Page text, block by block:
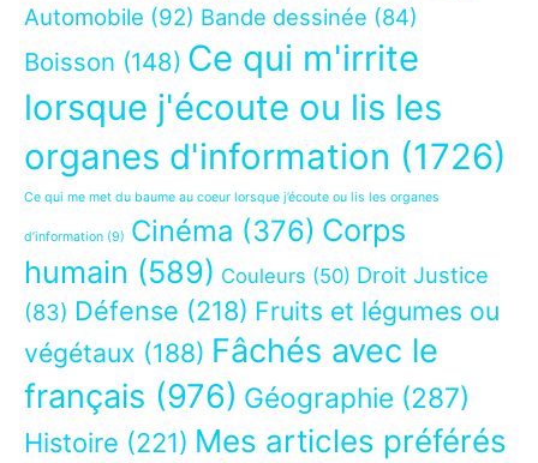
Automobile (92) Bande dessinée (84)
Boisson (148) Ce qui m'irrite
lorsque j'écoute ou lis les
organes d'information (1726)
Ce qui me met du baume au coeur lorsque j’écoute ou lis les organes
d’information (9) Cinéma (376) Corps
humain (589) Couleurs (50) Droit Justice
(83) Défense (218) Fruits et légumes ou
végétaux (188) Fâchés avec le
français (976) Géographie (287)
Histoire (221) Mes articles préférés